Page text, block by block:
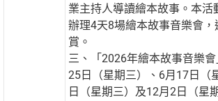
業主持人導讀繪本故事。本活
辦理4天8場繪本故事音樂會
賞。
三、「2026年繪本故事音樂
25日（星期三）、6月17日（
日（星期三）及12月2日（星